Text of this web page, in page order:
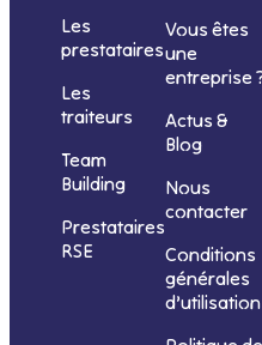
Les
prestataires
Les
traiteurs
Team
Building
Prestataires
RSE
Vous êtes
une
entreprise
Actus &
Blog
Nous
contacter
Conditions
générales
d’utilisation